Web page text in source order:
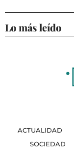
Lo más leído
ACTUALIDAD
SOCIEDAD